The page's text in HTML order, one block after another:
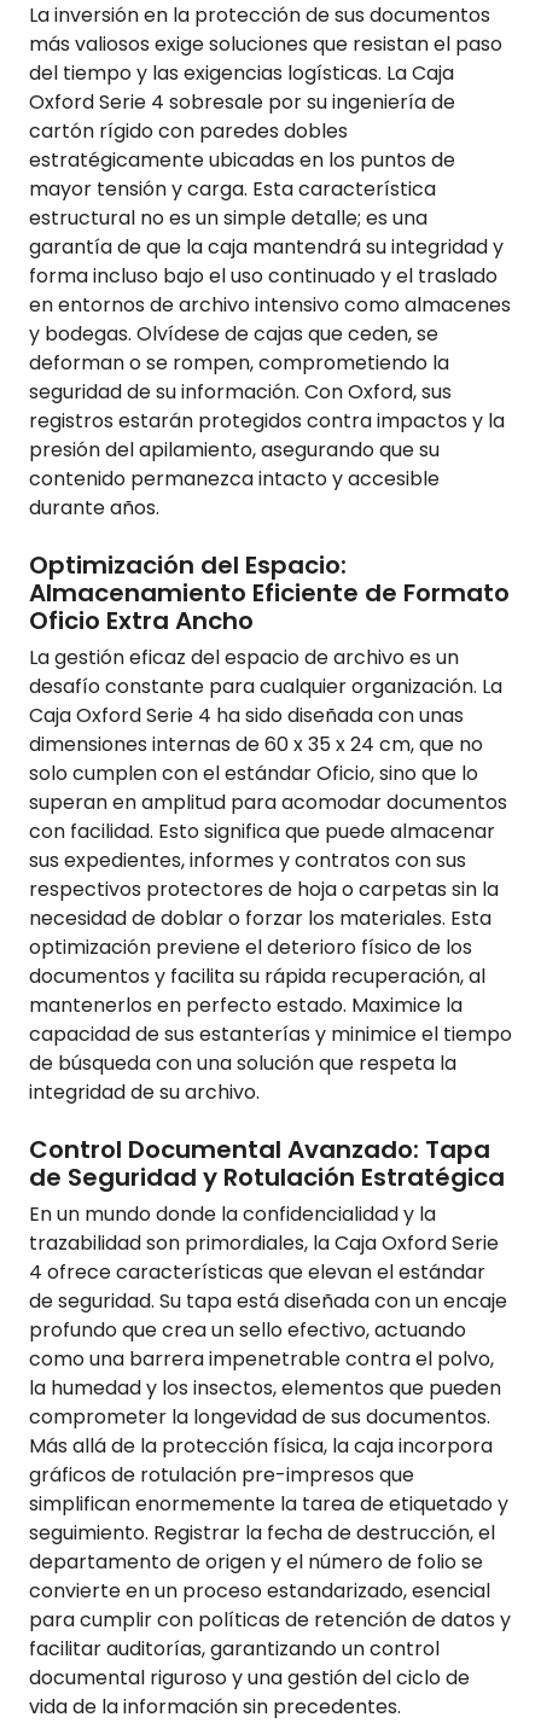
La inversión en la protección de sus documentos
más valiosos exige soluciones que resistan el paso
del tiempo y las exigencias logísticas. La Caja
Oxford Serie 4 sobresale por su ingeniería de
cartón rígido con paredes dobles
estratégicamente ubicadas en los puntos de
mayor tensión y carga. Esta característica
estructural no es un simple detalle; es una
garantía de que la caja mantendrá su integridad y
forma incluso bajo el uso continuado y el traslado
en entornos de archivo intensivo como almacenes
y bodegas. Olvídese de cajas que ceden, se
deforman o se rompen, comprometiendo la
seguridad de su información. Con Oxford, sus
registros estarán protegidos contra impactos y la
presión del apilamiento, asegurando que su
contenido permanezca intacto y accesible
durante años.
Optimización del Espacio:
Almacenamiento Eficiente de Formato
Oficio Extra Ancho
La gestión eficaz del espacio de archivo es un
desafío constante para cualquier organización. La
Caja Oxford Serie 4 ha sido diseñada con unas
dimensiones internas de 60 x 35 x 24 cm, que no
solo cumplen con el estándar Oficio, sino que lo
superan en amplitud para acomodar documentos
con facilidad. Esto significa que puede almacenar
sus expedientes, informes y contratos con sus
respectivos protectores de hoja o carpetas sin la
necesidad de doblar o forzar los materiales. Esta
optimización previene el deterioro físico de los
documentos y facilita su rápida recuperación, al
mantenerlos en perfecto estado. Maximice la
capacidad de sus estanterías y minimice el tiempo
de búsqueda con una solución que respeta la
integridad de su archivo.
Control Documental Avanzado: Tapa
de Seguridad y Rotulación Estratégica
En un mundo donde la confidencialidad y la
trazabilidad son primordiales, la Caja Oxford Serie
4 ofrece características que elevan el estándar
de seguridad. Su tapa está diseñada con un encaje
profundo que crea un sello efectivo, actuando
como una barrera impenetrable contra el polvo,
la humedad y los insectos, elementos que pueden
comprometer la longevidad de sus documentos.
Más allá de la protección física, la caja incorpora
gráficos de rotulación pre-impresos que
simplifican enormemente la tarea de etiquetado y
seguimiento. Registrar la fecha de destrucción, el
departamento de origen y el número de folio se
convierte en un proceso estandarizado, esencial
para cumplir con políticas de retención de datos y
facilitar auditorías, garantizando un control
documental riguroso y una gestión del ciclo de
vida de la información sin precedentes.